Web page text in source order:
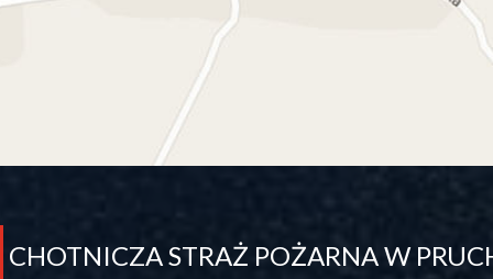
CHOTNICZA STRAŻ POŻARNA W